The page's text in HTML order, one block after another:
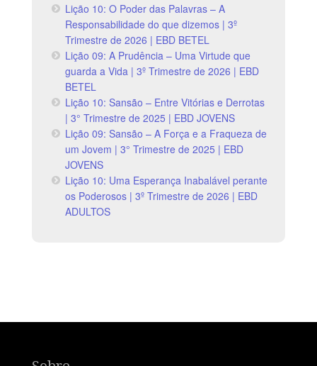
Lição 10: O Poder das Palavras – A
Responsabilidade do que dizemos | 3º
Trimestre de 2026 | EBD BETEL
Lição 09: A Prudência – Uma Virtude que
guarda a Vida | 3º Trimestre de 2026 | EBD
BETEL
Lição 10: Sansão – Entre Vitórias e Derrotas
| 3° Trimestre de 2025 | EBD JOVENS
Lição 09: Sansão – A Força e a Fraqueza de
um Jovem | 3° Trimestre de 2025 | EBD
JOVENS
Lição 10: Uma Esperança Inabalável perante
os Poderosos | 3º Trimestre de 2026 | EBD
ADULTOS